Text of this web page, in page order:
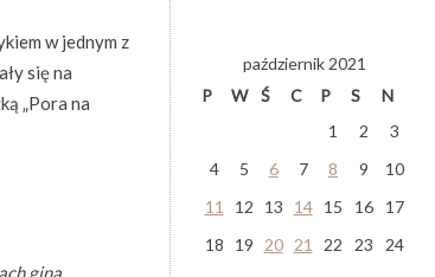
w jednym z
się na
„Pora na
giną
październik 2021
P
W Ś C P S
N
1
2
3
4
5 6 7 8 9
10
11
12 13 14 15 16
17
18
19 20 21 22 23
24